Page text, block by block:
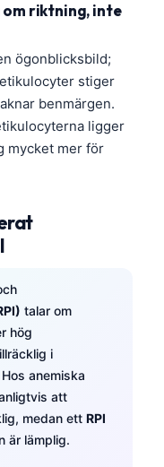
riktning, inte
ögonblicksbild;
stiger
benmärgen.
ligger
mycket mer för
talar om
hög
i
anemiska
att
medan ett RPI
är lämplig.